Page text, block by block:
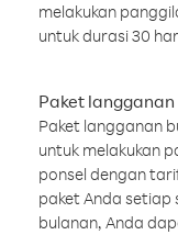
melakukan
untuk durasi 30
Paket
Paket langganan
untuk melakukan
ponsel dengan
paket Anda
bulanan, Anda